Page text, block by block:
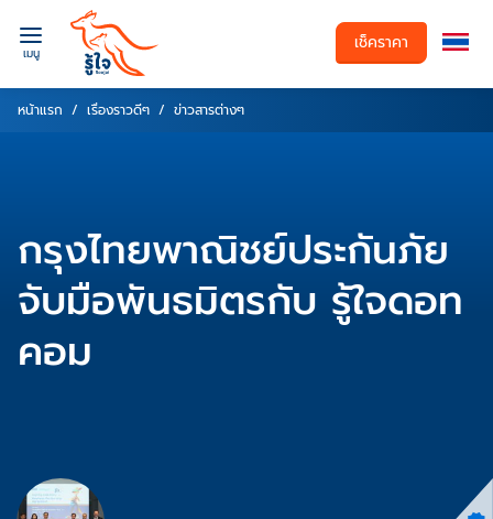
เมนู เช็คราคา
หน้าแรก เรื่องราวดีๆ ข่าวสารต่างๆ
กรุงไทยพาณิชย์ประกันภัย
จับมือพันธมิตรกับ รู้ใจดอท
คอม